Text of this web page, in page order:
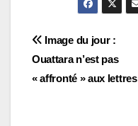
Navigation
de
Image du jour :
Ouattara n’est pas
« affronté » aux lettres